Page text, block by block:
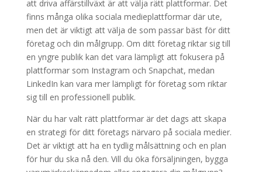
att driva affärstillväxt är att välja rätt plattformar. Det
finns många olika sociala medieplattformar där ute,
men det är viktigt att välja de som passar bäst för ditt
företag och din målgrupp. Om ditt företag riktar sig till
en yngre publik kan det vara lämpligt att fokusera på
plattformar som Instagram och Snapchat, medan
LinkedIn kan vara mer lämpligt för företag som riktar
sig till en professionell publik.
När du har valt rätt plattformar är det dags att skapa
en strategi för ditt företags närvaro på sociala medier.
Det är viktigt att ha en tydlig målsättning och en plan
för hur du ska nå den. Vill du öka försäljningen, bygga